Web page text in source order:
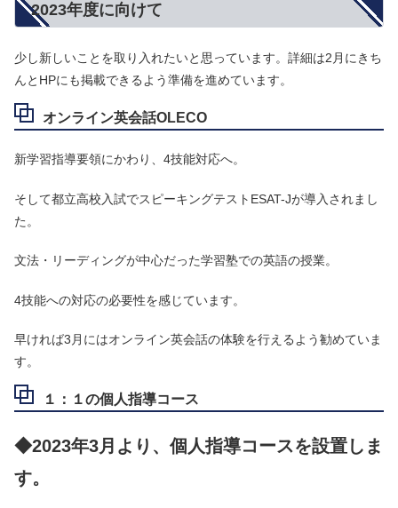
2023年度に向けて
少し新しいことを取り入れたいと思っています。詳細は2月にきち
んとHPにも掲載できるよう準備を進めています。
オンライン英会話OLECO
新学習指導要領にかわり、4技能対応へ。
そして都立高校入試でスピーキングテストESAT-Jが導入されまし
た。
文法・リーディングが中心だった学習塾での英語の授業。
4技能への対応の必要性を感じています。
早ければ3月にはオンライン英会話の体験を行えるよう勧めていま
す。
１：１の個人指導コース
◆2023年3月より、個人指導コースを設置しま
す。